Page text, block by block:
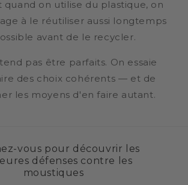
quand on utilise du plastique, on
à le réutiliser aussi longtemps
avant de le recycler.
pas être parfaits. On essaie
des choix cohérents — et de
les moyens d'en faire autant.
vous pour découvrir les
défenses contre les
moustiques